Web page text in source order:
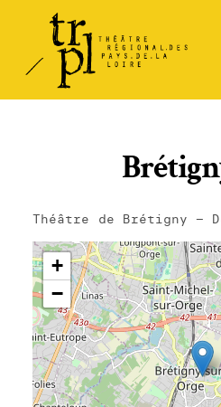
TRPL -
Théâtre
Régional
Théâtre de Brétigny –